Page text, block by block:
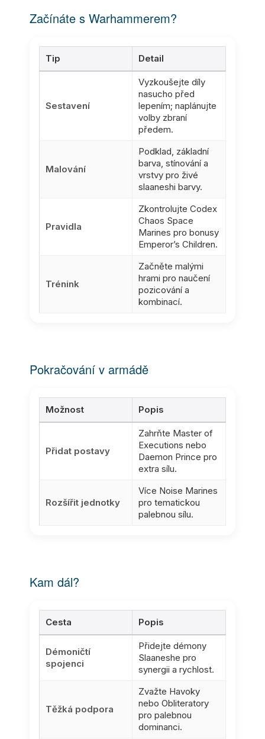
Začínáte s Warhammerem?
Tip Detail
Sestavení
Vyzkoušejte díly
nasucho před
lepením; naplánujte
volby zbraní
předem.
Malování
Podklad, základní
barva, stínování a
vrstvy pro živé
slaaneshi barvy.
Pravidla
Zkontrolujte Codex
Chaos Space
Marines pro bonusy
Emperor’s Children.
Trénink
Začněte malými
hrami pro naučení
pozicování a
kombinací.
Pokračování v armádě
Možnost Popis
Přidat postavy
Zahrňte Master of
Executions nebo
Daemon Prince pro
extra sílu.
Rozšířit jednotky
Více Noise Marines
pro tematickou
palebnou sílu.
Kam dál?
Cesta Popis
Démoničtí
spojenci
Přidejte démony
Slaaneshe pro
synergii a rychlost.
Těžká podpora
Zvažte Havoky
nebo Obliteratory
pro palebnou
dominanci.